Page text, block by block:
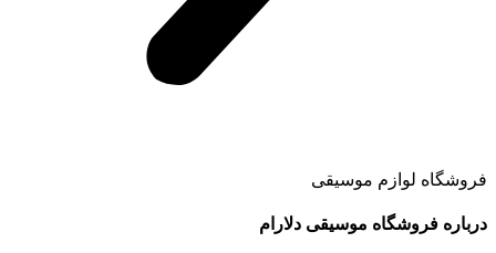
فروشگاه لوازم موسیقی
درباره فروشگاه موسیقی دلارام